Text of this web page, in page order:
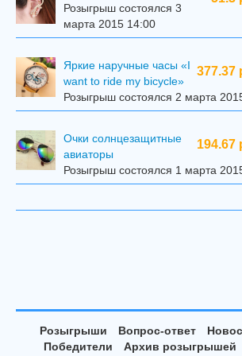
Розыгрыш состоялся 3
марта 2015 14:00
377.37
Яркие наручные часы «I
want to ride my bicycle»
Розыгрыш состоялся 2 марта
194.67
Очки солнцезащитные
авиаторы
Розыгрыш состоялся 1 марта
Розыгрыши Вопрос-ответ
Победители
Архив розыгрышей